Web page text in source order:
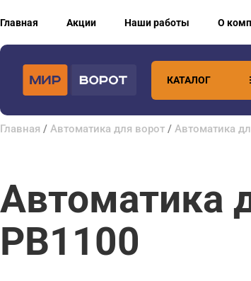
Главная Акции Наши работы О
КАТАЛОГ
Главная / Автоматика для ворот / Автоматика
Автоматика
PB1100